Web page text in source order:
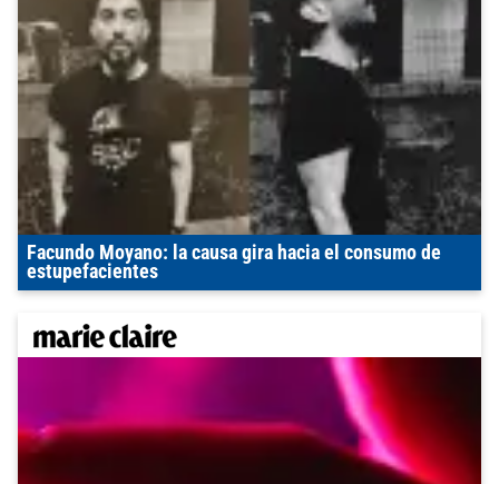
Facundo Moyano: la causa gira hacia el consumo de
estupefacientes